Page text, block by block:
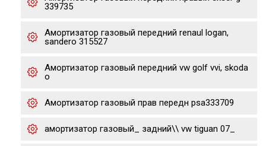
339735
Амортизатор газовый передний renaul logan,
sandero 315527
Амортизатор газовый передний vw golf vvi, skoda
o
Амортизатор газовый прав передн psa333709
амортизатор газовый_ задний\\ vw tiguan 07_